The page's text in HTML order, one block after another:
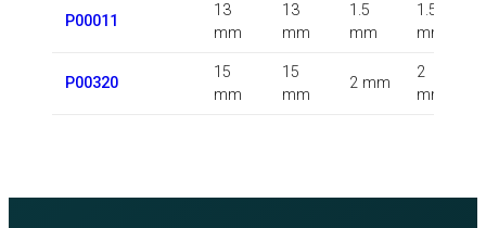
P00011
13
mm
13
mm
1.5
mm
1.5
mm
P00320
15
mm
15
mm
2 mm
2
mm